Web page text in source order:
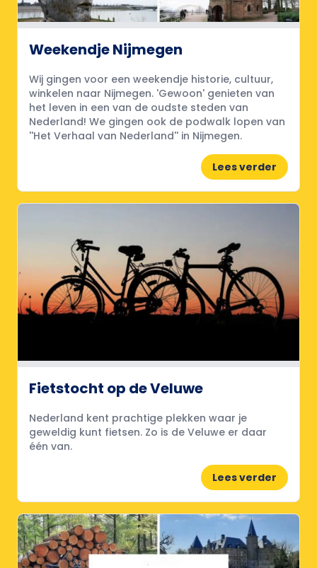
Weekendje Nijmegen
Wij gingen voor een weekendje historie, cultuur,
winkelen naar Nijmegen. 'Gewoon' genieten van
het leven in een van de oudste steden van
Nederland! We gingen ook de podwalk lopen van
''Het Verhaal van Nederland'' in Nijmegen.
Lees verder
Fietstocht op de Veluwe
Nederland kent prachtige plekken waar je
geweldig kunt fietsen. Zo is de Veluwe er daar
één van.
Lees verder